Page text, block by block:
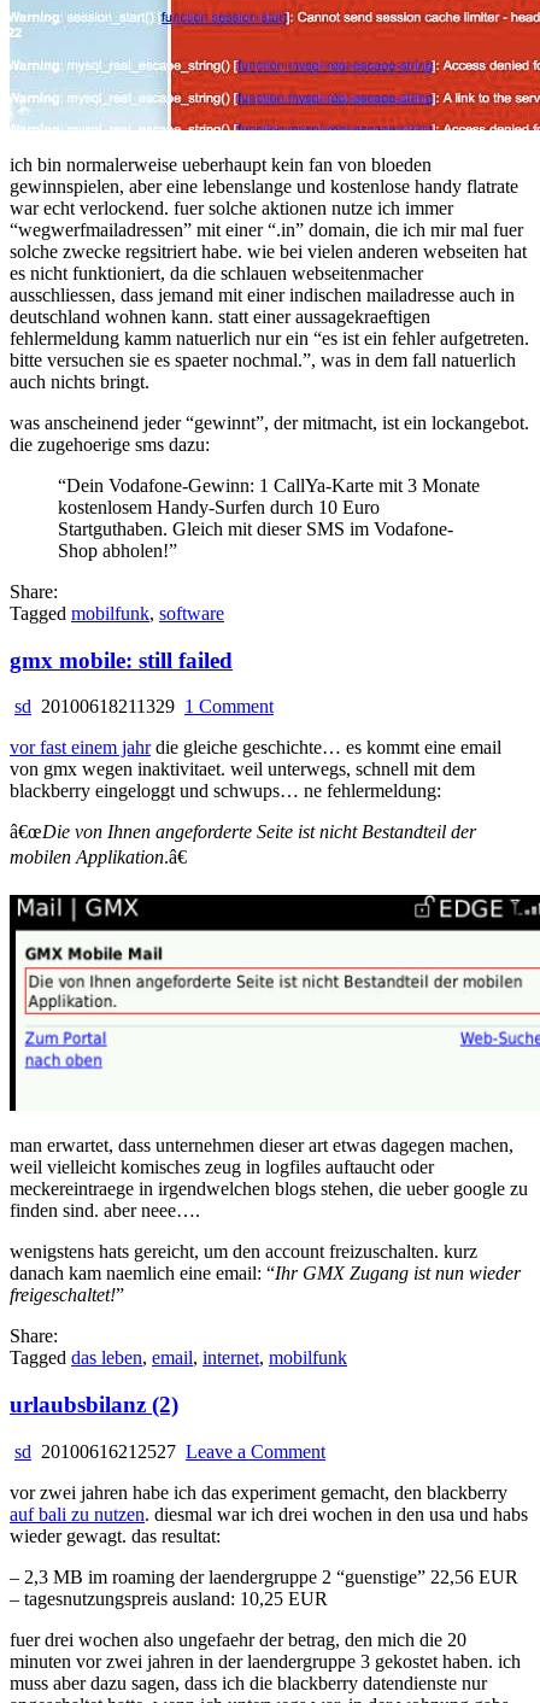
ich bin normalerweise ueberhaupt kein fan von bloeden
gewinnspielen, aber eine lebenslange und kostenlose handy flatrate
war echt verlockend. fuer solche aktionen nutze ich immer
“wegwerfmailadressen” mit einer “.in” domain, die ich mir mal fuer
solche zwecke regsitriert habe. wie bei vielen anderen webseiten hat
es nicht funktioniert, da die schlauen webseitenmacher
ausschliessen, dass jemand mit einer indischen mailadresse auch in
deutschland wohnen kann. statt einer aussagekraeftigen
fehlermeldung kamm natuerlich nur ein “es ist ein fehler aufgetreten.
bitte versuchen sie es spaeter nochmal.”, was in dem fall natuerlich
auch nichts bringt.
was anscheinend jeder “gewinnt”, der mitmacht, ist ein lockangebot.
die zugehoerige sms dazu:
“Dein Vodafone-Gewinn: 1 CallYa-Karte mit 3 Monate
kostenlosem Handy-Surfen durch 10 Euro
Startguthaben. Gleich mit dieser SMS im Vodafone-
Shop abholen!”
Share:
Tagged mobilfunk, software
gmx mobile: still failed
sd 20100618211329 1 Commenton
mobile:
still
failed
vor fast einem jahrdie gleiche geschichte… es kommt eine email
von gmx wegen inaktivitaet. weil unterwegs, schnell mit dem
blackberry eingeloggt und schwups… ne fehlermeldung:
â€œDie von Ihnen angeforderte Seite ist nicht Bestandteil der
mobilen Applikation.â€
man erwartet, dass unternehmen dieser art etwas dagegen machen,
weil vielleicht komisches zeug in logfiles auftaucht oder
meckereintraege in irgendwelchen blogs stehen, die ueber google zu
finden sind. aber neee….
wenigstens hats gereicht, um den account freizuschalten. kurz
danach kam naemlich eine email: “Ihr GMX Zugang ist nun wieder
freigeschaltet!”
Share:
Tagged das leben, email, internet, mobilfunk
urlaubsbilanz (2)
sd 20100616212527 Leave a Commenton
(2)
vor zwei jahren habe ich das experiment gemacht, den blackberry
auf bali zu nutzen. diesmal war ich drei wochen in den usa und habs
wieder gewagt. das resultat:
– 2,3 MB im roaming der laendergruppe 2 “guenstige” 22,56 EUR
– tagesnutzungspreis ausland: 10,25 EUR
fuer drei wochen also ungefaehr der betrag, den mich die 20
minuten vor zwei jahren in der laendergruppe 3 gekostet haben. ich
muss aber dazu sagen, dass ich die blackberry datendienste nur